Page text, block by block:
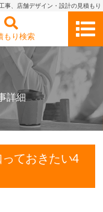
事、店舗デザイン・設計の見積もり
もり検索
詳細
ておきたい4